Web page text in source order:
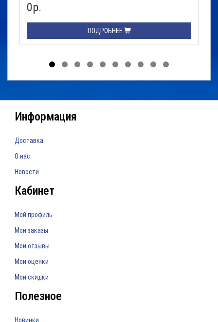
0р.
ПОДРОБНЕЕ
Информация
Доставка
О нас
Новости
Кабинет
Мой профиль
Мои заказы
Мои отзывы
Мои оценки
Мои скидки
Полезное
Новинки